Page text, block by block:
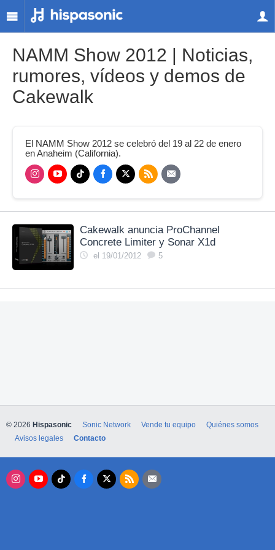
NAMM Show 2012 | Noticias,
rumores, vídeos y demos de
Cakewalk
El NAMM Show 2012 se celebró del 19 al 22 de enero
en Anaheim (California).
Cakewalk anuncia ProChannel
Concrete Limiter y Sonar X1d
el 19/01/2012 5
© 2026 Hispasonic Sonic Network Vende tu equipo
Quiénes somos
Avisos legales
Contacto